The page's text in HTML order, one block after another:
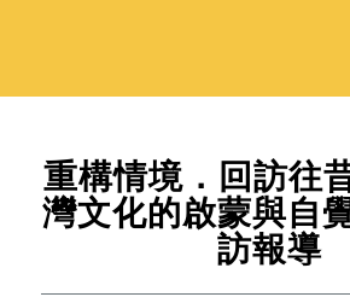
重構情境．回訪往
灣文化的啟蒙與自
訪報導